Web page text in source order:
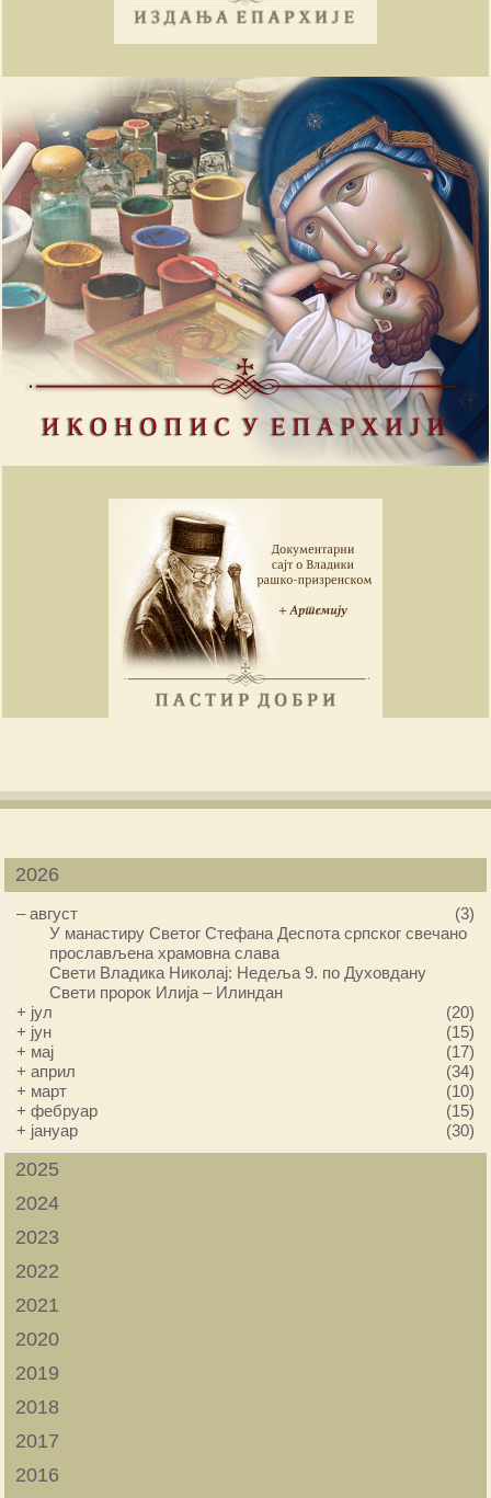
2026
–август
(3)
У манастиру Светог Стефана Деспота српског свечано
прослављена храмовна слава
Свети Владика Николај: Недеља 9. по Духовдану
Свети пророк Илија – Илиндан
+ јул
(20)
+ јун
(15)
+ мај
(17)
+април
(34)
+ март
(10)
+фебруар
(15)
+ јануар (30)
2025
2024
2023
2022
2021
2020
2019
2018
2017
2016